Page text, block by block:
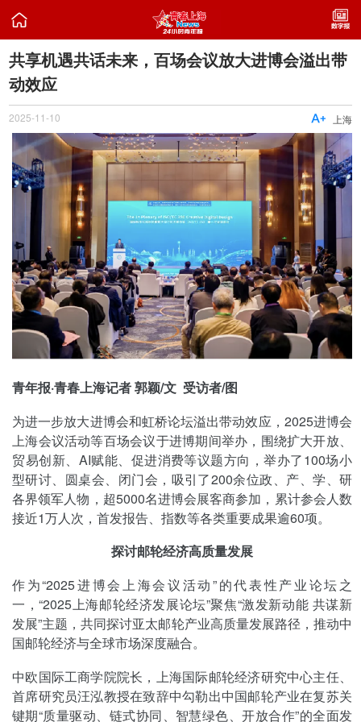

共享机遇共话未来，百场会议放大进博会溢出带
动效应
2025-11-10 上海

青年报·青春上海记者 郭颖/文 受访者/图
为进一步放大进博会和虹桥论坛溢出带动效应，2025进博会
上海会议活动等百场会议于进博期间举办，围绕扩大开放、
贸易创新、AI赋能、促进消费等议题方向，举办了100场小
型研讨、圆桌会、闭门会，吸引了200余位政、产、学、研
各界领军人物，超5000名进博会展客商参加，累计参会人数
接近1万人次，首发报告、指数等各类重要成果逾60项。
探讨邮轮经济高质量发展
作为“2025进博会上海会议活动”的代表性产业论坛之
一，“2025上海邮轮经济发展论坛”聚焦“激发新动能 共谋新
发展”主题，共同探讨亚太邮轮产业高质量发展路径，推动中
国邮轮经济与全球市场深度融合。
中欧国际工商学院院长，上海国际邮轮经济研究中心主任、
首席研究员汪泓教授在致辞中勾勒出中国邮轮产业在复苏关
键期“质量驱动、链式协同、智慧绿色、开放合作”的全面发